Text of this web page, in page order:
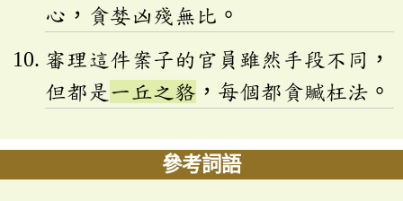
心，貪婪凶殘無比。
審理這件案子的官員雖然手段不同，
但都是 一丘之貉 ，每個都貪贓枉法。
參考詞語